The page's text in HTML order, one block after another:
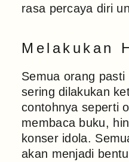
rasa percaya diri
Melakukan
Semua orang
sering dilakukan
contohnya seperti
membaca buku,
konser idola.
akan menjadi